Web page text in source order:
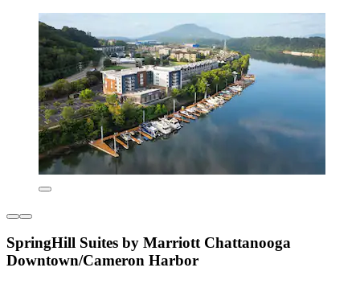
SpringHill Suites by Marriott Chattanooga
Downtown/Cameron Harbor